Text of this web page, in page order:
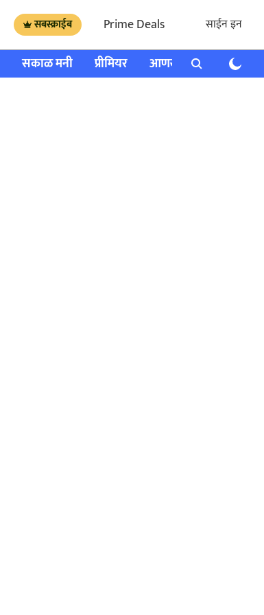
सबस्क्राईब Prime Deals साईन इन
सकाळ मनी प्रीमियर आणखी राशी भविष्य